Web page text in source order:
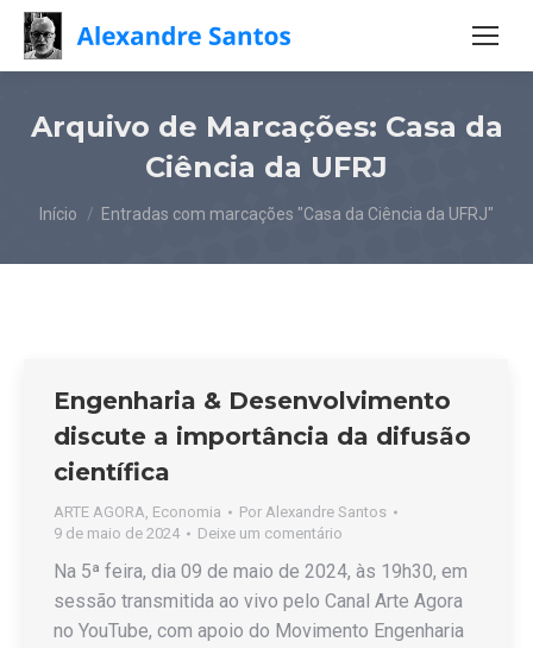
Arquivo de Marcações: Casa da
Ciência da UFRJ
Você está aqui:
Início Entradas com marcações "Casa da Ciência da UFRJ"
Engenharia & Desenvolvimento
discute a importância da difusão
científica
ARTE AGORA, Economia Por Alexandre Santos
9 de maio de 2024
Deixe um comentário
Na 5ª feira, dia 09 de maio de 2024, às 19h30, em
sessão transmitida ao vivo pelo Canal Arte Agora
no YouTube, com apoio do Movimento Engenharia